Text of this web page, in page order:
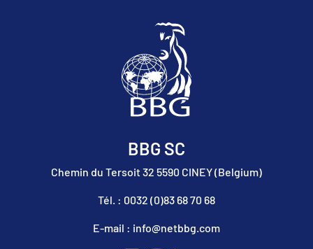
BBG SC
Chemin du Tersoit 32 5590 CINEY (Belgium)
Tél. : 0032 (0)83 68 70 68
E-mail : info@netbbg.com